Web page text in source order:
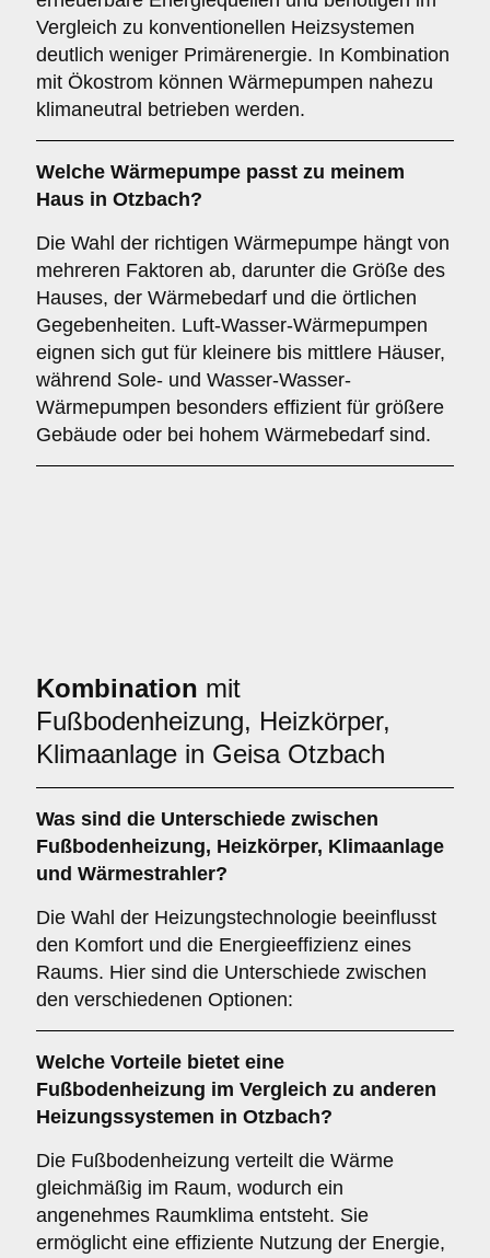
Vergleich zu konventionellen Heizsystemen
deutlich weniger Primärenergie. In Kombination
mit Ökostrom können Wärmepumpen nahezu
klimaneutral betrieben werden.
Welche Wärmepumpe passt zu meinem
Haus in Otzbach?
Die Wahl der richtigen Wärmepumpe hängt von
mehreren Faktoren ab, darunter die Größe des
Hauses, der Wärmebedarf und die örtlichen
Gegebenheiten. Luft-Wasser-Wärmepumpen
eignen sich gut für kleinere bis mittlere Häuser,
während Sole- und Wasser-Wasser-
Wärmepumpen besonders effizient für größere
Gebäude oder bei hohem Wärmebedarf sind.
Kombination mit
Fußbodenheizung, Heizkörper,
Klimaanlage in Geisa Otzbach
Was sind die Unterschiede zwischen
Fußbodenheizung, Heizkörper, Klimaanlage
und Wärmestrahler?
Die Wahl der Heizungstechnologie beeinflusst
den Komfort und die Energieeffizienz eines
Raums. Hier sind die Unterschiede zwischen
den verschiedenen Optionen:
Welche Vorteile bietet eine
Fußbodenheizung im Vergleich zu anderen
Heizungssystemen in Otzbach?
Die Fußbodenheizung verteilt die Wärme
gleichmäßig im Raum, wodurch ein
angenehmes Raumklima entsteht. Sie
ermöglicht eine effiziente Nutzung der Energie,